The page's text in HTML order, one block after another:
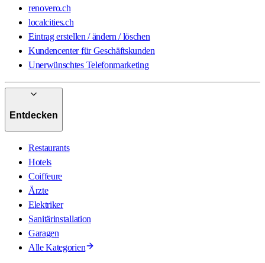
renovero.ch
localcities.ch
Eintrag erstellen / ändern / löschen
Kundencenter für Geschäftskunden
Unerwünschtes Telefonmarketing
Entdecken
Restaurants
Hotels
Coiffeure
Ärzte
Elektriker
Sanitärinstallation
Garagen
Alle Kategorien